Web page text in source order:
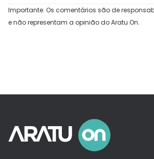
Importante: Os comentários são de
e não representam a opinião do Aratu On.